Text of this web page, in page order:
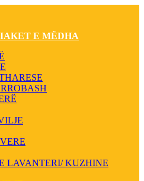
E MËDHA
LAVANTERI/ KUZHINE